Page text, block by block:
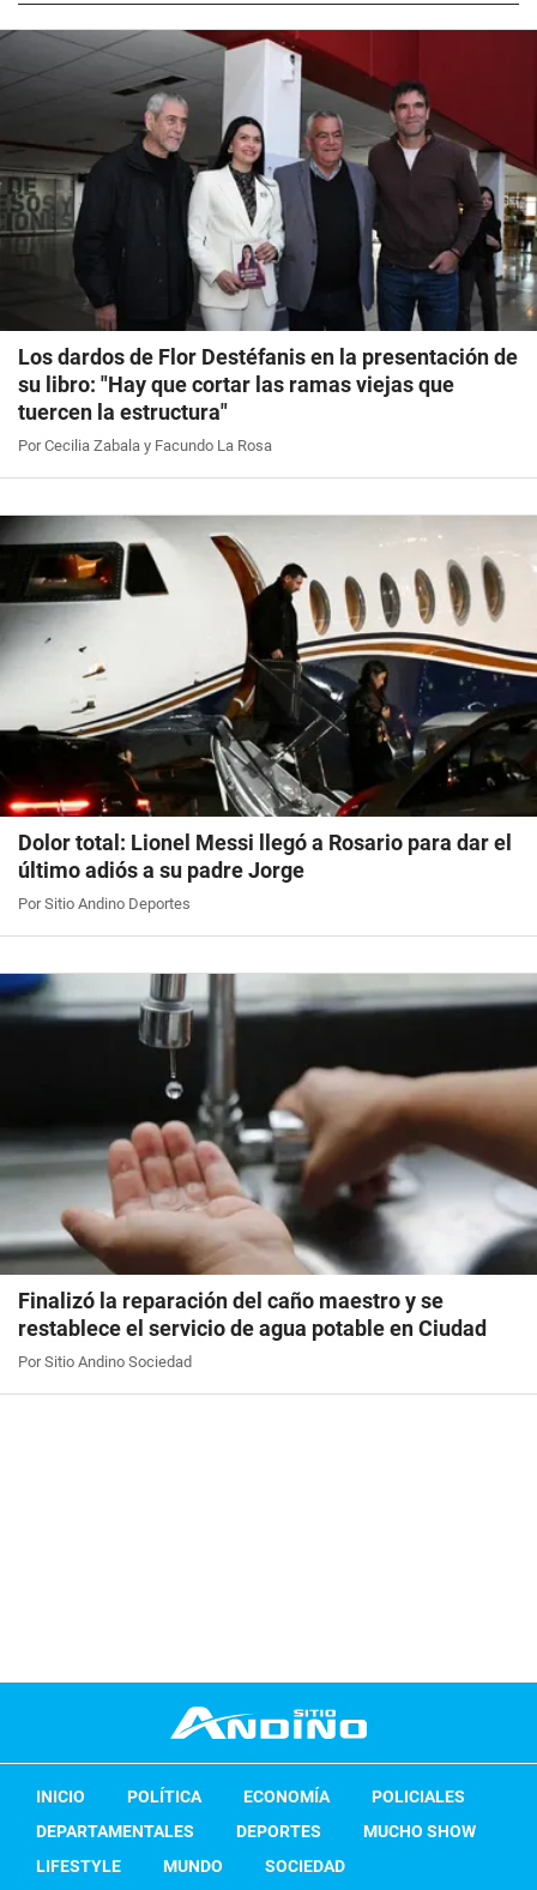
Los dardos de Flor Destéfanis en la presentación de
su libro: "Hay que cortar las ramas viejas que
tuercen la estructura"
Por Cecilia Zabala y Facundo La Rosa
Dolor total: Lionel Messi llegó a Rosario para dar el
último adiós a su padre Jorge
Por Sitio Andino Deportes
Finalizó la reparación del caño maestro y se
restablece el servicio de agua potable en Ciudad
Por Sitio Andino Sociedad
INICIO POLÍTICA ECONOMÍA
POLICIALES
DEPARTAMENTALES
DEPORTES
MUCHO SHOW
LIFESTYLE
MUNDO SOCIEDAD